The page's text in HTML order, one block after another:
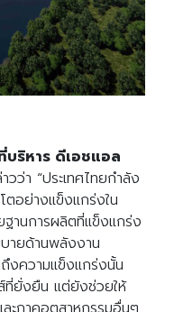
บริหาร ดีเอชแอล
วว่า “ประเทศไทยกำลัง
ตอย่างแข็งแกร่งใน
ฐานการผลิตที่แข็งแกร่ง
ายด้านพลังงาน
งความแข็งแกร่งนั้น
ที่ยั่งยืน แต่ยังช่วยให้